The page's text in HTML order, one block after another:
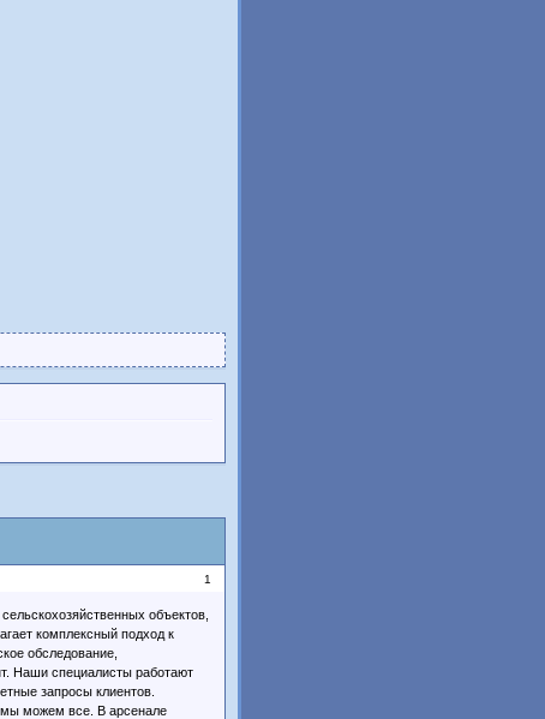
1
объектов,
комплексный подход к
обследование,
Наши специалисты работают
запросы клиентов.
мы можем все. В арсенале